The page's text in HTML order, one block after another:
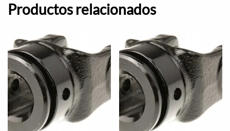
Productos relacionados